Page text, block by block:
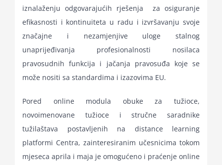
iznalaženju odgovarajućih rješenja za osiguranje
efikasnosti i kontinuiteta u radu i izvršavanju svoje
značajne i nezamjenjive uloge stalnog
unaprijeđivanja profesionalnosti nosilaca
pravosudnih funkcija i jačanja pravosuđa koje se
može nositi sa standardima i izazovima EU.
Pored online modula obuke za tužioce,
novoimenovane tužioce i stručne saradnike
tužilaštava postavljenih na distance learning
platformi Centra, zainteresiranim učesnicima tokom
mjeseca aprila i maja je omogućeno i praćenje online